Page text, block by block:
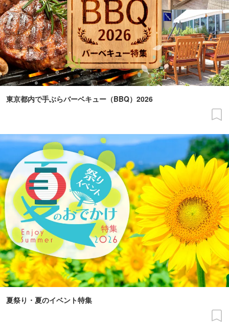
東京都内で手ぶらバーベキュー（BBQ）2026
夏祭り・夏のイベント特集